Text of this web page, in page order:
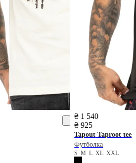
₴ 1 540
₴ 925
Tapout Taproot tee
Футболка
SMLXLXXL